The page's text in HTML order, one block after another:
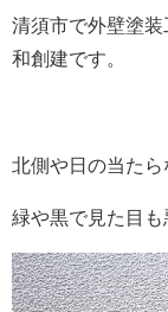
清須市で外壁塗
和創建です。
北側や日の当た
緑や黒で見た目も